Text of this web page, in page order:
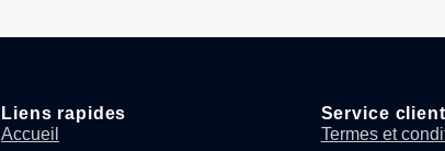
Liens rapides
Accueil
Service client
Termes et